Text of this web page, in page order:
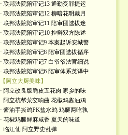
· 联邦法院陪审记13 通勤受罪捷运
· 联邦法院陪审记12 柳暗花明戴月
· 联邦法院陪审记11 陪审团选拔迷
· 联邦法院陪审记10 控辩双方陈述
· 联邦法院陪审记9 本案起诉安城警
· 联邦法院陪审记8 陪审团选拔循序
· 联邦法院陪审记7 白爷爷法官细说
· 联邦法院陪审记6 陪审体系英译中
【阿立大厨美味】
· 阿立改良版脆皮五花肉 家乡的味
· 阿立杭帮菜交响曲 花椒鸡酱油鸡
· 酱油手撕鸡PK盐水鸡 鸡腿两吃孰
· 花椒鸡腿鲜麻咸香 夏天的味道
· 临江仙 阿立野史乱弹